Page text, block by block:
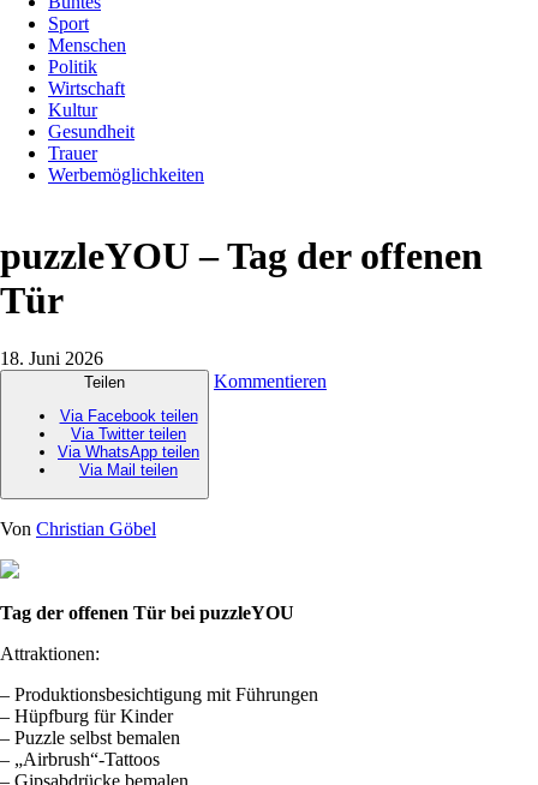
Sport
Menschen
Politik
Wirtschaft
Kultur
Gesundheit
Trauer
Werbemöglichkeiten
puzzleYOU – Tag der offenen
Tür
18. Juni 2026
Teilen
Via Facebook teilen
Via Twitter teilen
Via WhatsApp teilen
Via Mail teilen
Kommentieren
Von Christian Göbel
Tag der offenen Tür bei puzzleYOU
Attraktionen:
– Produktionsbesichtigung mit Führungen
– Hüpfburg für Kinder
– Puzzle selbst bemalen
– „Airbrush“-Tattoos
– Gipsabdrücke bemalen